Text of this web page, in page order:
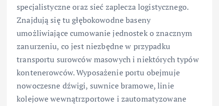
specjalistyczne oraz sieć zaplecza logistycznego.
Znajdują się tu głębokowodne baseny
umożliwiające cumowanie jednostek o znacznym
zanurzeniu, co jest niezbędne w przypadku
transportu surowców masowych i niektórych typów
kontenerowców. Wyposażenie portu obejmuje
nowoczesne dźwigi, suwnice bramowe, linie
kolejowe wewnątrzportowe i zautomatyzowane